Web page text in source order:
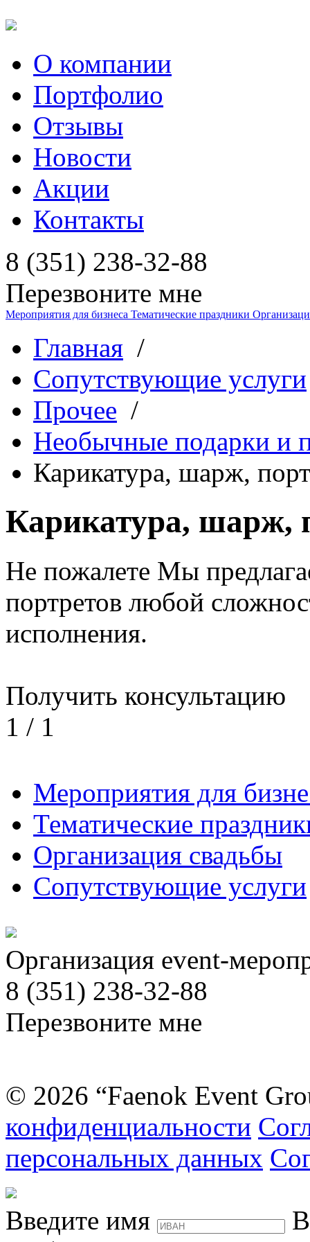
О компании
Портфолио
Отзывы
Новости
Акции
Контакты
8 (351) 238-32-88
Перезвоните мне
Мероприятия для бизнеса Тематические праздники
Главная /
Сопутствующие услуги
Прочее /
Необычные подарки и
Карикатура, шарж,
Карикатура, шарж,
Не пожалете Мы
портретов любой
исполнения.
Получить консультацию
1 / 1
Мероприятия для
Тематические
Организация свадьбы
Сопутствующие услуги
Организация event-
8 (351) 238-32-88
Перезвоните мне
© 2026 “Faenok Event
конфиденциальности
персональных данных
Введите имя